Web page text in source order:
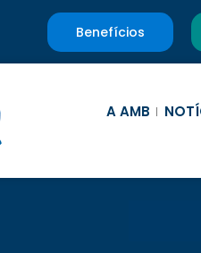
Benefícios
A AMB